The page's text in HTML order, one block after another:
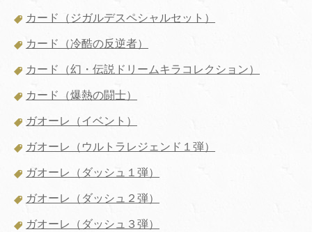
カード（ジガルデスペシャルセット）
カード（冷酷の反逆者）
カード（幻・伝説ドリームキラコレクション）
カード（爆熱の闘士）
ガオーレ（イベント）
ガオーレ（ウルトラレジェンド１弾）
ガオーレ（ダッシュ１弾）
ガオーレ（ダッシュ２弾）
ガオーレ（ダッシュ３弾）